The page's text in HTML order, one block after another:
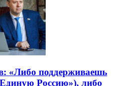
«Либо поддерживаешь
Россию»), либо